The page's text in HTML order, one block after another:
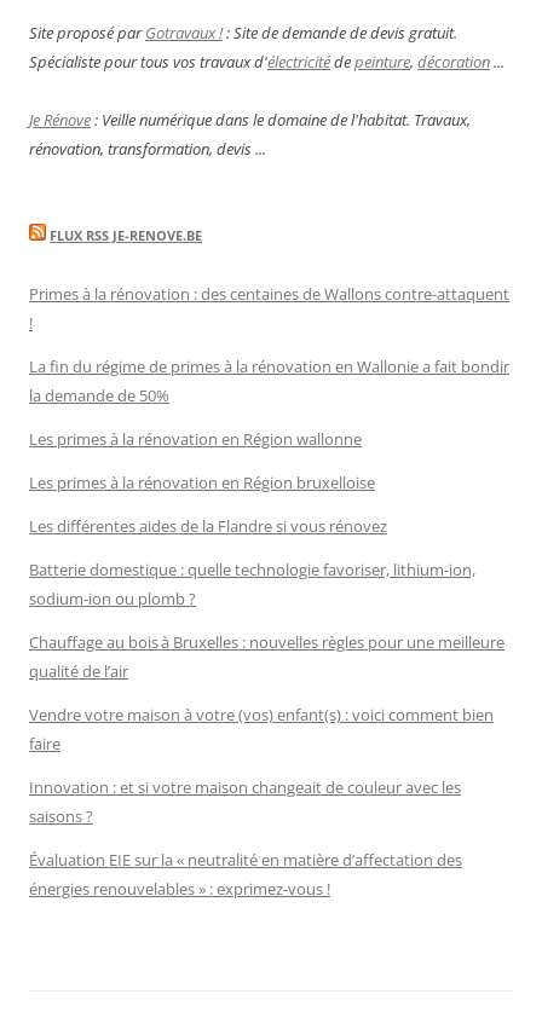
Site proposé parGotravaux !: Site de demande de devis gratuit.
Spécialiste pour tous vos travaux d'électricitédepeinture, décoration...
Je Rénove: Veille numérique dans le domaine de l'habitat. Travaux,
rénovation, transformation, devis ...
FLUX RSS JE-RENOVE.BE
Primes à la rénovation : des centaines de Wallons contre-attaquent
!
La fin du régime de primes à la rénovation en Wallonie a fait bondir
la demande de 50%
Les primes à la rénovation en Région wallonne
Les primes à la rénovation en Région bruxelloise
Les différentes aides de la Flandre si vous rénovez
Batterie domestique : quelle technologie favoriser, lithium-ion,
sodium-ion ou plomb ?
Chauffage au bois à Bruxelles : nouvelles règles pour une meilleure
qualité de l’air
Vendre votre maison à votre (vos) enfant(s) : voici comment bien
faire
Innovation : et si votre maison changeait de couleur avec les
saisons ?
Évaluation EIE sur la « neutralité en matière d’affectation des
énergies renouvelables » : exprimez-vous !